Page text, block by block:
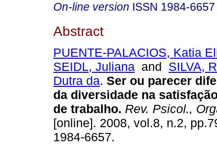
On-line version ISSN 1984-6657
Abstract
PUENTE-PALACIOS, Katia
SEIDL, Juliana and SILVA,
Dutra da. Ser ou parecer
da diversidade na
de trabalho. Rev. Psicol.,
[online]. 2008, vol.8, n.2,
1984-6657.